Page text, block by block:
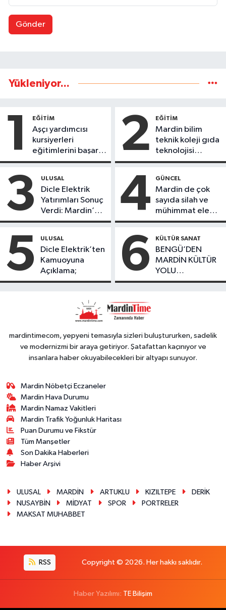
Gönder
Yükleniyor...
1 EĞİTİM
Aşçı yardımcısı
kursiyerleri
eğitimlerini başarı
ile tamamladı
2 EĞİTİM
Mardin bilim
teknik koleji gıda
teknolojisi
öğrencileri
ürünlerini satarak
köydeki
çoçuklara kitap
desteğinde
bulundu
3 ULUSAL
Dicle Elektrik
Yatırımları Sonuç
Verdi: Mardin’de
Kayıp Kaçak
Düşüş
4 GÜNCEL
Mardin de çok
sayıda silah ve
mühimmat ele
geçirildi
5 ULUSAL
Dicle Elektrik’ten
Kamuoyuna
Açıklama;
6 KÜLTÜR SANAT
BENGÜ’DEN
MARDİN KÜLTÜR
YOLU
FESTIVALİ’NDE
mardintimecom, yepyeni temasıyla sizleri buluştururken, sadelik
ve modernizmi bir araya getiriyor. Şatafattan kaçınıyor ve
insanlara haber okuyabilecekleri bir altyapı sunuyor.
Mardin Nöbetçi Eczaneler
Mardin Hava Durumu
Mardin Namaz Vakitleri
Mardin Trafik Yoğunluk Haritası
Puan Durumu ve Fikstür
Tüm Manşetler
Son Dakika Haberleri
Haber Arşivi
ULUSAL MARDİN ARTUKLU KIZILTEPE
DERİK
NUSAYBİN
MİDYAT SPOR
PORTRELER
MAKSAT MUHABBET
RSS Copyright © 2026. Her hakkı saklıdır.
Haber Yazılımı: TE Bilişim